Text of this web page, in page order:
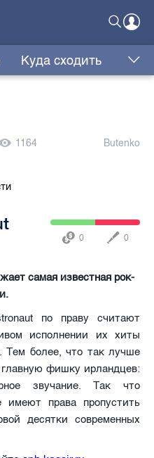
Куда сходить
1164 Butenko
0 0
самая известная рок-
по праву считают
исполнении их хиты
Тем более, что так лучше
главную фишку ирландцев:
звучание. Так что
права пропустить
десятки современных